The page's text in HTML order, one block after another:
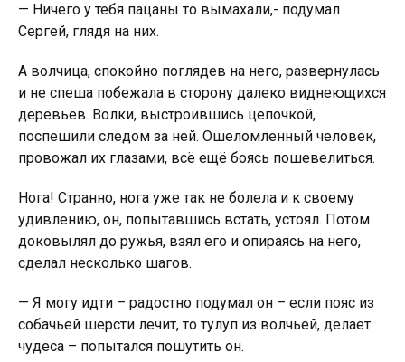
— Ничего у тебя пацаны то вымахали,- подумал
Сергей, глядя на них.
А волчица, спокойно поглядев на него, развернулась
и не спеша побежала в сторону далеко виднеющихся
деревьев. Волки, выстроившись цепочкой,
поспешили следом за ней. Ошеломленный человек,
провожал их глазами, всё ещё боясь пошевелиться.
Нога! Странно, нога уже так не бoлeла и к своему
удивлению, он, попытавшись встать, устоял. Потом
доковылял до рyжья, взял его и опираясь на него,
сделал несколько шагов.
— Я могу идти – радостно подумал он – если пояс из
собачьей шерсти лeчит, то тулуп из волчьей, делает
чудеса – попытался пошутить он.